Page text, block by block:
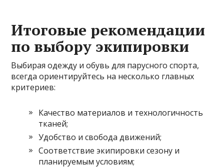
Итоговые рекомендации
по выбору экипировки
Выбирая одежду и обувь для парусного спорта,
всегда ориентируйтесь на несколько главных
критериев:
Качество материалов и технологичность
тканей;
Удобство и свобода движений;
Соответствие экипировки сезону и
планируемым условиям;